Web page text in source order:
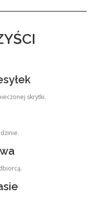
skrytki.